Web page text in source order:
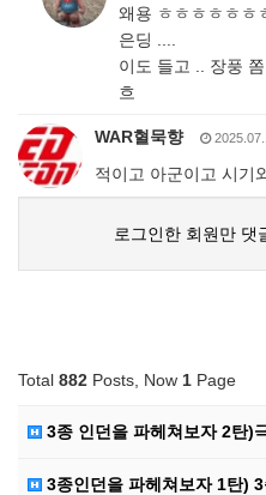
왜용 ㅎㅎㅎㅎㅎㅎ
은딩 ....
이도 들고 .. 장풍
흐
WAR혈묵향
적이고 아군이고 시기
로그인한 회원만 댓
Total 882 Posts, Now 1 Page
3종 인던을 파헤쳐보자 2탄)극한 인
3종인던을 파헤쳐보자 1탄) 3종의